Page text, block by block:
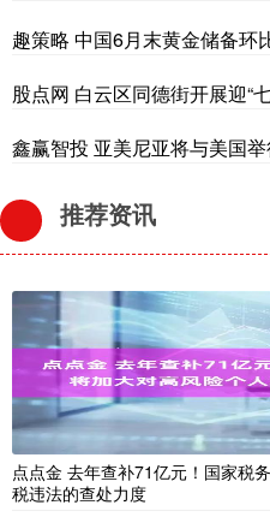
趣策略 中国6月末黄金储备环
股点网 白云区同德街开展迎“
鑫赢智投 亚美尼亚将与美国
推荐资讯
点点金 去年查补71亿元！国家税
税违法的查处力度